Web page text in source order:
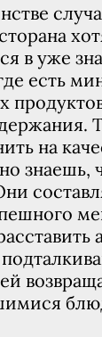
в уже
есть
на
знаешь,